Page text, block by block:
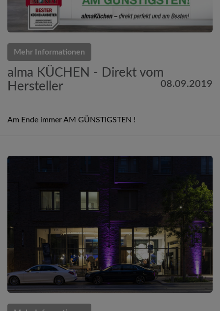
Mehr Informationen
alma KÜCHEN - Direkt vom
Hersteller
08.09.2019
Am Ende immer AM GÜNSTIGSTEN !